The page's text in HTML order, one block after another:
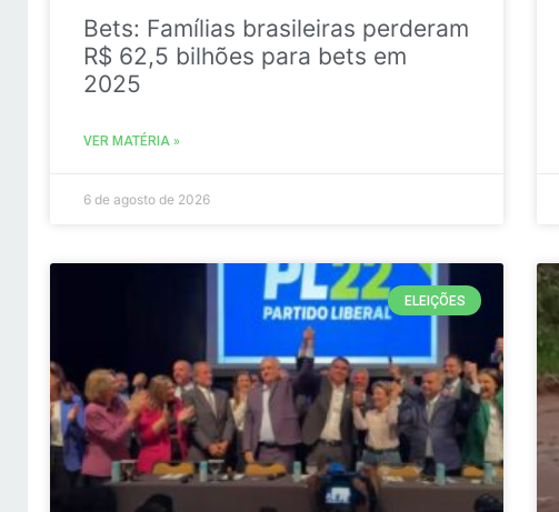
Bets: Famílias brasileiras perderam
R$ 62,5 bilhões para bets em
2025
VER MATÉRIA »
6 de agosto de 2026
ELEIÇÕES